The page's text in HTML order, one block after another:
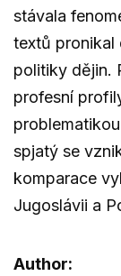
stávala
textů pronikal
politiky dějin.
profesní
spjatý se
komparace
Jugoslávii a
Author: